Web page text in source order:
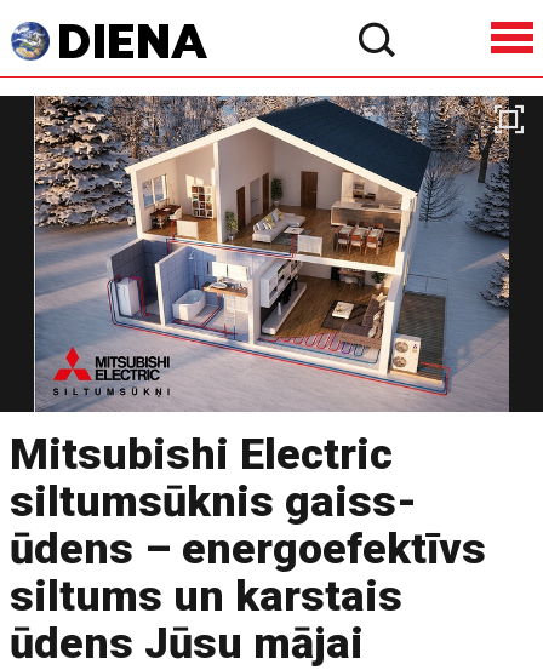
Mitsubishi Electric
siltumsūknis gaiss-
ūdens – energoefektīvs
siltums un karstais
ūdens Jūsu mājai